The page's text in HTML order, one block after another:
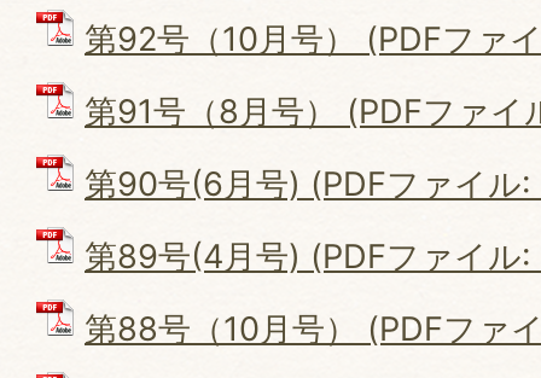
第92号（10月号） (PDFファ
第91号（8月号） (PDFファイ
第90号(6月号) (PDFファイル:
第89号(4月号) (PDFファイル
第88号（10月号） (PDFファ